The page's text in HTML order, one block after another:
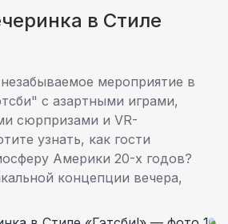
в Стиле
мероприятие в
с азартными играми,
сюрпризами и VR-
узнать, как гости
Америки 20-х годов?
концепции вечера,